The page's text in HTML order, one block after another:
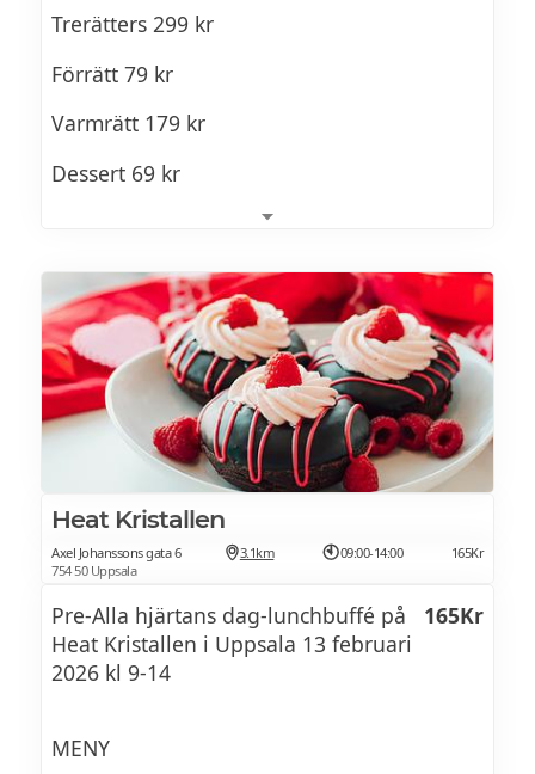
Trerätters 299 kr
Förrätt 79 kr
Varmrätt 179 kr
Dessert 69 kr
Förrätt Kvantumkökets heta räkröra på
smörstekt brioche med dillsyrad rödlök och
ruccolasallad
Varmrätt Oxfilé och kalvfilé “Black and
white” med bearnaisesmör, rödvinssås och
potatiskaka med västerbottensost
hallonmousse, vispad vaniljpannacotta,
halloncoulis och färska bär
Heat Kristallen
Axel Johanssons gata 6
754 50 Uppsala
3.1km 09:00-14:00 165Kr
Pre-Alla hjärtans dag-lunchbuffé på
Heat Kristallen i Uppsala 13 februari
2026 kl 9-14
165Kr
MENY